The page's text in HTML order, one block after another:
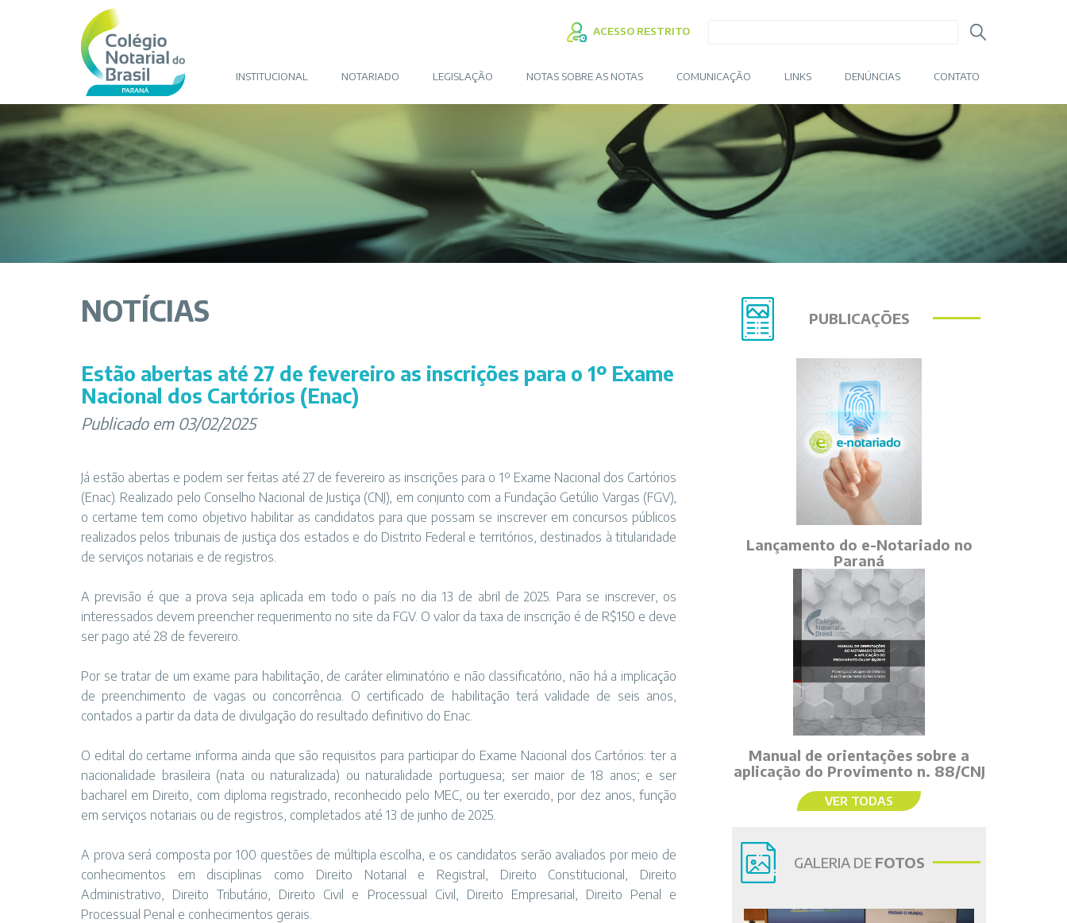
ACESSO RESTRITO
INSTITUCIONAL NOTARIADO LEGISLAÇÃO NOTAS SOBRE AS NOTAS COMUNICAÇÃO LINKS DENÚNCIAS CONTATO
NOTÍCIAS
Estão abertas até 27 de fevereiro as inscrições para o 1º Exame
Nacional dos Cartórios (Enac)
Publicado em 03/02/2025
Já estão abertas e podem ser feitas até 27 de fevereiro as inscrições para o 1º Exame Nacional dos Cartórios
(Enac). Realizado pelo Conselho Nacional de Justiça (CNJ), em conjunto com a Fundação Getúlio Vargas (FGV),
o certame tem como objetivo habilitar as candidatos para que possam se inscrever em concursos públicos
realizados pelos tribunais de justiça dos estados e do Distrito Federal e territórios, destinados à titularidade
de serviços notariais e de registros.
A previsão é que a prova seja aplicada em todo o país no dia 13 de abril de 2025. Para se inscrever, os
interessados devem preencher requerimento no site da FGV. O valor da taxa de inscrição é de R$150 e deve
ser pago até 28 de fevereiro.
Por se tratar de um exame para habilitação, de caráter eliminatório e não classificatório, não há a implicação
de preenchimento de vagas ou concorrência. O certificado de habilitação terá validade de seis anos,
contados a partir da data de divulgação do resultado definitivo do Enac.
O edital do certame informa ainda que são requisitos para participar do Exame Nacional dos Cartórios: ter a
nacionalidade brasileira (nata ou naturalizada) ou naturalidade portuguesa; ser maior de 18 anos; e ser
bacharel em Direito, com diploma registrado, reconhecido pelo MEC, ou ter exercido, por dez anos, função
em serviços notariais ou de registros, completados até 13 de junho de 2025.
A prova será composta por 100 questões de múltipla escolha, e os candidatos serão avaliados por meio de
conhecimentos em disciplinas como Direito Notarial e Registral, Direito Constitucional, Direito
Administrativo, Direito Tributário, Direito Civil e Processual Civil, Direito Empresarial, Direito Penal e
Processual Penal e conhecimentos gerais.
PUBLICAÇÕES
Lançamento do e-Notariado no
Paraná
Manual de orientações sobre a
aplicação do Provimento n. 88/CNJ
VER TODAS
GALERIA DE FOTOS